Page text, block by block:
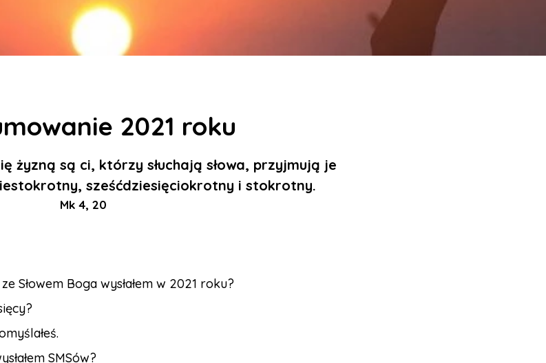
2021 roku
żyzną są ci, którzy słuchają słowa, przyjmują je
sześćdziesięciokrotny i stokrotny.
Mk 4, 20
Słowem Boga wysłałem w 2021 roku?
SMSów?